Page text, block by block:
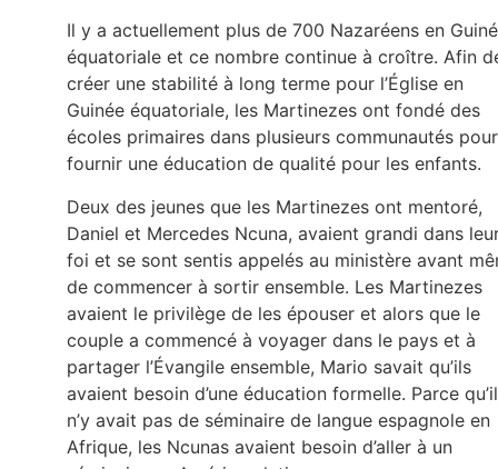
Il y a actuellement plus de 700 Nazaréens en
équatoriale et ce nombre continue à croître. Afin
créer une stabilité à long terme pour l’Église en
Guinée équatoriale, les Martinezes ont fondé des
écoles primaires dans plusieurs communautés pour
fournir une éducation de qualité pour les enfants.
Deux des jeunes que les Martinezes ont mentoré,
Daniel et Mercedes Ncuna, avaient grandi dans
foi et se sont sentis appelés au ministère avant
de commencer à sortir ensemble. Les Martinezes
avaient le privilège de les épouser et alors que le
couple a commencé à voyager dans le pays et à
partager l’Évangile ensemble, Mario savait qu’ils
avaient besoin d’une éducation formelle. Parce qu’il
n’y avait pas de séminaire de langue espagnole en
Afrique, les Ncunas avaient besoin d’aller à un